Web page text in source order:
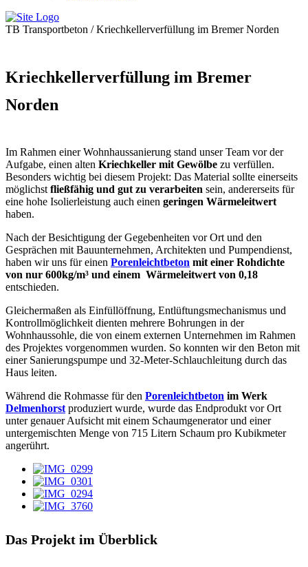
TB Transportbeton /Kriechkellerverfüllung im Bremer Norden
Kriechkellerverfüllung im Bremer
Norden
Im Rahmen einer Wohnhaussanierung stand unser Team vor der
Aufgabe, einen alten Kriechkeller mit Gewölbe zu verfüllen.
Besonders wichtig bei diesem Projekt: Das Material sollte einerseits
möglichst fließfähig und gut zu verarbeiten sein, andererseits für
eine hohe Isolierleistung auch einen geringen Wärmeleitwert
haben.
Nach der Besichtigung der Gegebenheiten vor Ort und den
Gesprächen mit Bauunternehmen, Architekten und Pumpendienst,
haben wir uns für einen Porenleichtbeton mit einer Rohdichte
von nur 600kg/m³ und einem Wärmeleitwert von 0,18
entschieden.
Gleichermaßen als Einfüllöffnung, Entlüftungsmechanismus und
Kontrollmöglichkeit dienten mehrere Bohrungen in der
Wohnhaussohle, die von einem externen Unternehmen im Rahmen
des Projektes vorgenommen wurden. So konnten wir den Beton mit
einer Sanierungspumpe und 32-Meter-Schlauchleitung durch das
Haus leiten.
Während die Rohmasse für den Porenleichtbeton im Werk
Delmenhorst produziert wurde, wurde das Endprodukt vor Ort
unter genauer Aufsicht mit einem Schaumgenerator und einer
untergemischten Menge von 715 Litern Schaum pro Kubikmeter
angerührt.
Das Projekt im Überblick